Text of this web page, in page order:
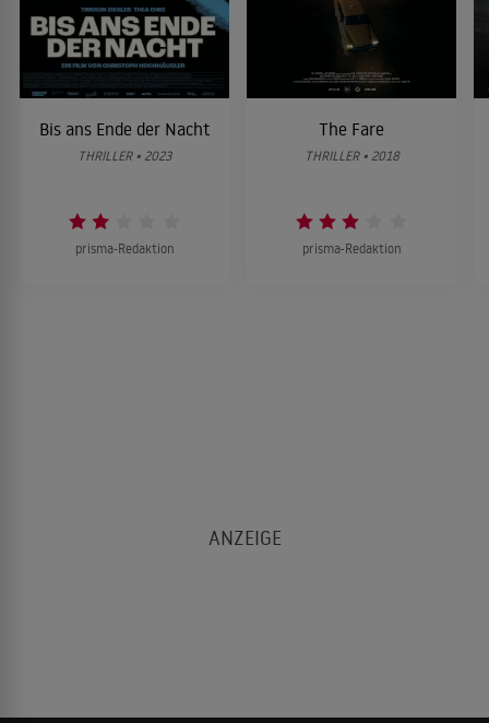
Bis ans Ende der Nacht
THRILLER • 2023
prisma-Redaktion
The Fare
THRILLER • 2018
prisma-Redaktion